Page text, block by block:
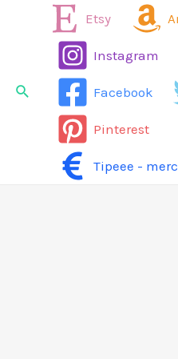
Rechercher
Etsy
Instagram
Facebook
Pinterest
Tipeee -